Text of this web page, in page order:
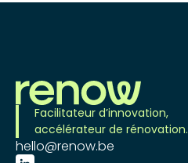
Facilitateur d’innovation,
accélérateur de rénovation.
hello@renow.be